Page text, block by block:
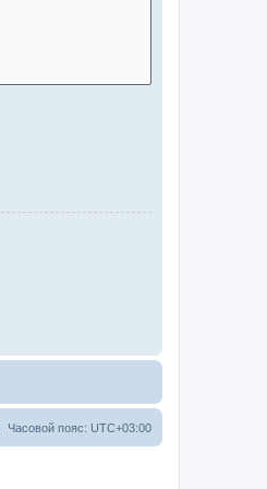
Часовой пояс: UTC+03:00